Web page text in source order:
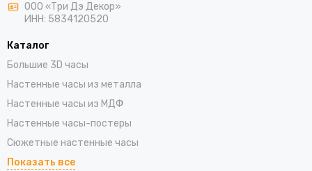
ООО «Три Дэ Декор»
ИНН: 5834120520
Каталог
Большие 3D часы
Настенные часы из металла
Настенные часы из МДФ
Настенные часы-постеры
Сюжетные настенные часы
Показать все